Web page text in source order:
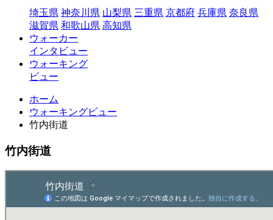
埼玉県 神奈川県 山梨県 三重県 京都府 兵庫県 奈良県
滋賀県 和歌山県 高知県
ウォーカー
インタビュー
ウォーキング
ビュー
ホーム
ウォーキングビュー
竹内街道
竹内街道